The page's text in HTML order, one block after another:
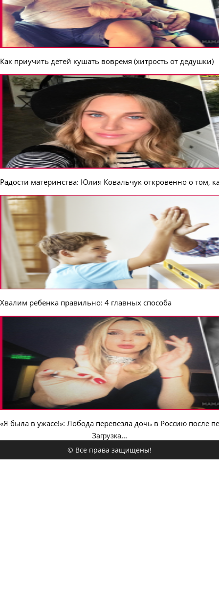
Как приучить детей кушать вовремя (хитрость от дедушки)
Радости материнства: Юлия Ковальчук откровенно о том,
Хвалим ребенка правильно: 4 главных способа
«Я была в ужасе!»: Лобода перевезла дочь в Россию после
Загрузка...
© Все права защищены!